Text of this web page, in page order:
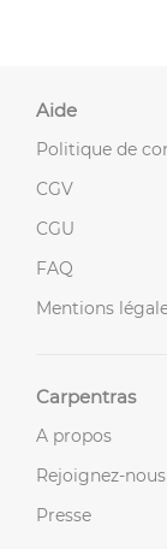
Aide
Politique de
CGV
CGU
FAQ
Mentions
Carpentras
A propos
Rejoignez-nous
Presse